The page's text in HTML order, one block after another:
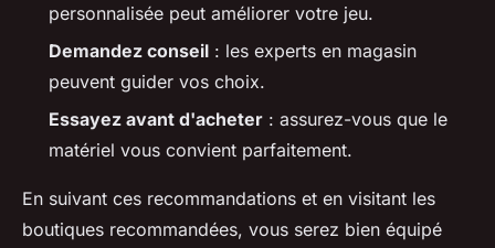
personnalisée peut améliorer votre jeu.
Demandez conseil : les experts en magasin
peuvent guider vos choix.
Essayez avant d'acheter : assurez-vous que le
matériel vous convient parfaitement.
En suivant ces recommandations et en visitant les
boutiques recommandées, vous serez bien équipé